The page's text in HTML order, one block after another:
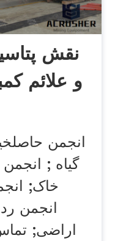
نقش
و علائم
انجمن
گیاه ;
خاک;
انجمن
اراضی;